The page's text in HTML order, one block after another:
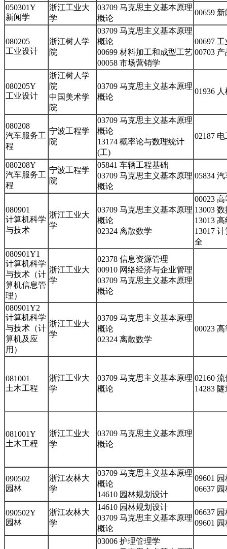
050301Y
新闻学
浙江工业大
学
03709 马克思主义基本原理
概论
00659
080205
工业设计
浙江树人学
院
03709 马克思主义基本原理
概论
00699 材料加工和成型工艺
00058 市场营销学
00697
00703
080205Y
工业设计
浙江树人学
院
中国美术学
院
03709 马克思主义基本原理
概论
01936
080208
汽车服务工
程
宁波工程学
院
03709 马克思主义基本原理
概论
13174 概率论与数理统计
(工)
02187
080208Y
汽车服务工
程
宁波工程学
院
05841 车辆工程基础
03709 马克思主义基本原理
概论
05834
080901
计算机科学
与技术
浙江工业大
学
03709 马克思主义基本原理
概论
02324 离散数学
00023
13003
13013
13017
全
080901Y1
计算机科学
与技术（计
算机信息管
理）
浙江工业大
学
02378 信息资源管理
00910 网络经济与企业管理
03709 马克思主义基本原理
概论
080901Y2
计算机科学
与技术（计
算机及应
用）
浙江工业大
学
03709 马克思主义基本原理
概论
02324 离散数学
00023
081001
土木工程
浙江工业大
学
03709 马克思主义基本原理
概论
02160
14283
081001Y
土木工程
浙江工业大
学
03709 马克思主义基本原理
概论
090502
园林
浙江农林大
学
03709 马克思主义基本原理
概论
14610 园林规划设计
09601
06637
090502Y
园林
浙江农林大
学
14610 园林规划设计
03709 马克思主义基本原理
概论
06637
09601
03006 护理管理学